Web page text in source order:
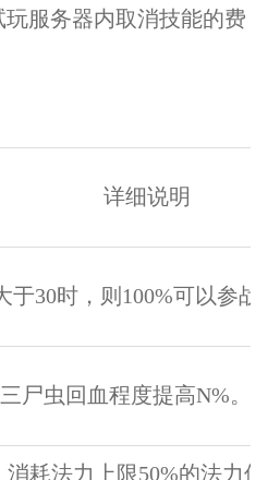
玩服务器内取消技能的费
详细说明
于30时，则100%可以参战
尸虫回血程度提高N%。（
消耗法力上限50%的法力值